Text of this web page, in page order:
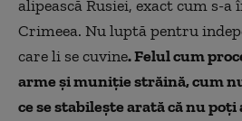
alipească Rusiei, exact cum s-
Crimeea. Nu luptă pentru
care li se cuvine. Felul cum
arme şi muniţie străină, cum
ce se stabileşte arată că nu